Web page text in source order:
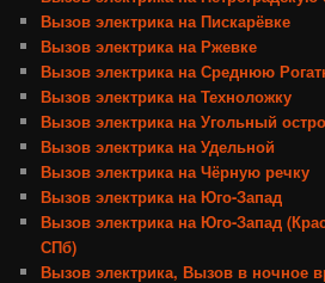
Вызов электрика на Пискарёвке
Вызов электрика на Ржевке
Вызов электрика на Среднюю
Вызов электрика на Техноложку
Вызов электрика на Угольный
Вызов электрика на Удельной
Вызов электрика на Чёрную речку
Вызов электрика на Юго-Запад
Вызов электрика на Юго-Запад
СПб)
Вызов электрика, Вызов в ночное